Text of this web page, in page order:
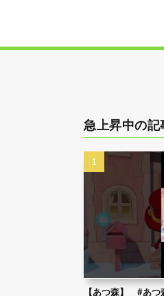
急上昇中の記
【あつ森】 #あ